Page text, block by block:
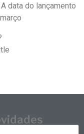
data do lançamento